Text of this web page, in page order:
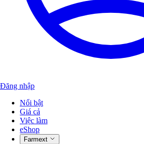
Đăng nhập
Nổi bật
Giá cả
Việc làm
eShop
Farmext